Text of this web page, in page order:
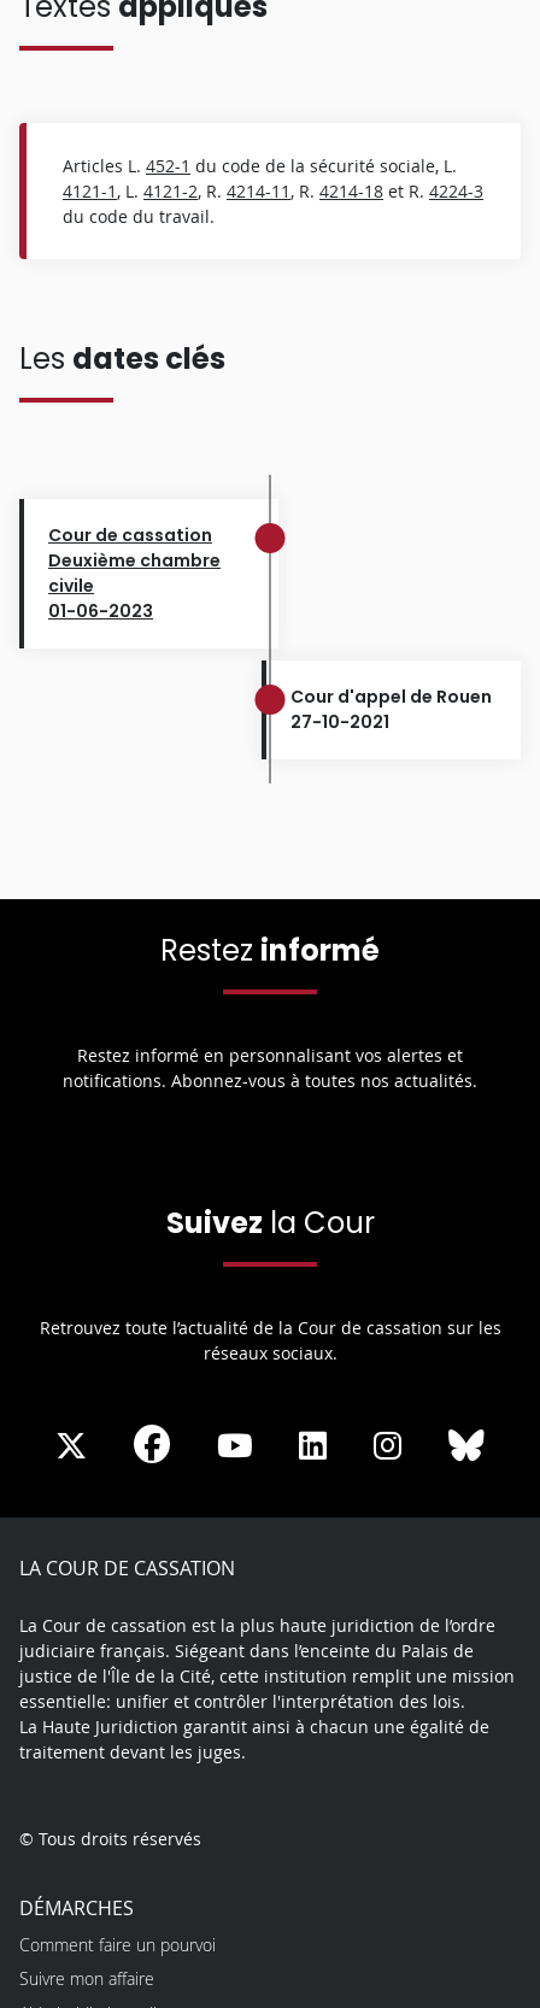
Articles L. 452-1 du code de la sécurité sociale, L.
4121-1 , L. 4121-2, R. 4214-11 , R. 4214-18 et R. 4224-3
du code du travail.
Les dates clés
Cour de cassation
Deuxième chambre
civile
01-06-2023
Cour d'appel de Rouen
27-10-2021
Restez informé
Restez informé en personnalisant vos alertes et
notifications. Abonnez-vous à toutes nos actualités.
Suivez la Cour
Retrouvez toute l’actualité de la Cour de cassation sur les
réseaux sociaux.
Share
X
Share
Facebook
Share
Youtube
Share
LinkedIn
Share
Instagram
LA COUR DE CASSATION
La Cour de cassation est la plus haute juridiction de l’ordre
judiciaire français. Siégeant dans l’enceinte du Palais de
justice de l'Île de la Cité, cette institution remplit une mission
essentielle: unifier et contrôler l'interprétation des lois.
La Haute Juridiction garantit ainsi à chacun une égalité de
traitement devant les juges.
© Tous droits réservés
DÉMARCHES
Comment faire un pourvoi
Suivre mon affaire